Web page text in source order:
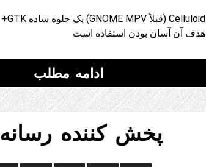
هدف آن آسان بودن استفاده است
ادامه مطلب
پخش کننده رسانه vlc